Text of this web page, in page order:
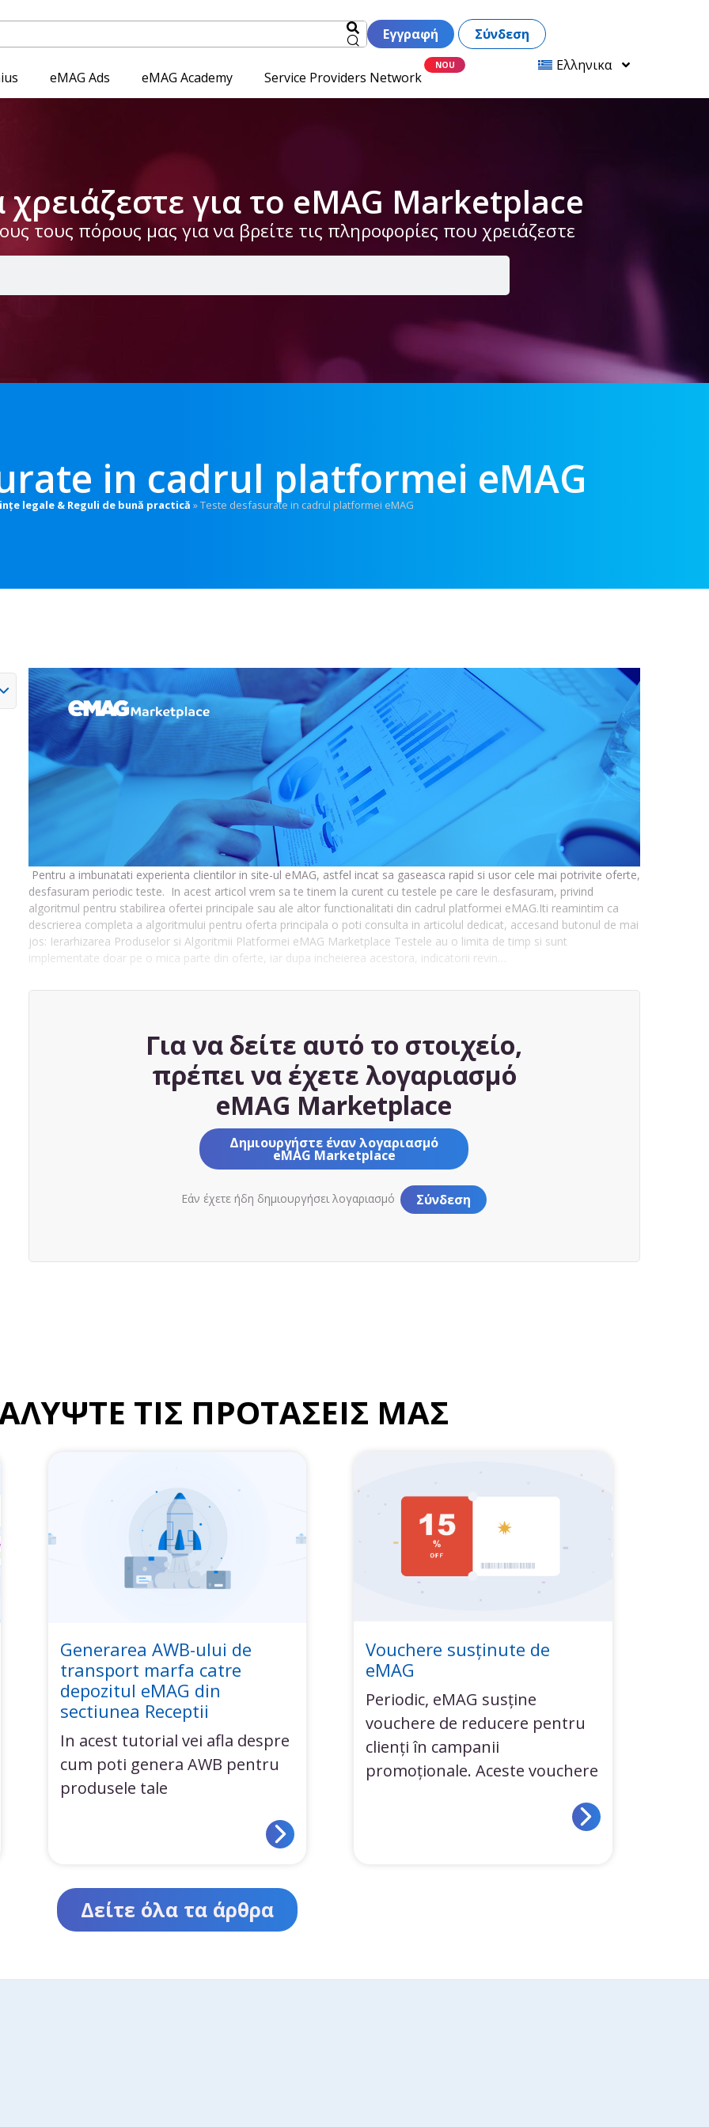
Εγγραφή Σύνδεση
eMAG Ads eMAG Academy Service Providers Network
Ελληνικα
για το eMAG Marketplace
τους πόρους μας για να βρείτε τις πληροφορίες που χρειάζεστε
in cadrul platformei eMAG
legale & Reguli de bună practică »Teste desfasurate in cadrul platformei eMAG
Pentru a imbunatati experienta clientilor in site-ul eMAG, astfel incat sa gaseasca rapid si usor cele mai potrivite oferte,
desfasuram periodic teste. In acest articol vrem sa te tinem la curent cu testele pe care le desfasuram, privind
algoritmul pentru stabilirea ofertei principale sau ale altor functionalitati din cadrul platformei eMAG.Iti reamintim ca
descrierea completa a algoritmului pentru oferta principala o poti consulta in articolul dedicat, accesand butonul de mai
jos: Ierarhizarea Produselor si Algoritmii Platformei eMAG Marketplace Testele au o limita de timp si sunt
implementate doar pe o mica parte din oferte, iar dupa incheierea acestora, indicatorii revin…
Για να δείτε αυτό το στοιχείο,
πρέπει να έχετε λογαριασμό
eMAG Marketplace
Δημιουργήστε έναν λογαριασμό
eMAG Marketplace
Εάν έχετε ήδη δημιουργήσει λογαριασμό Σύνδεση
ΤΙΣ ΠΡΟΤΑΣΕΙΣ ΜΑΣ
Generarea AWB-ului de
transport marfa catre
depozitul eMAG din
sectiunea Receptii
In acest tutorial vei afla despre
cum poti genera AWB pentru
produsele tale
Vouchere susținute de
eMAG
Periodic, eMAG susține
vouchere de reducere pentru
clienți în campanii
promoționale. Aceste vouchere
Δείτε όλα τα άρθρα